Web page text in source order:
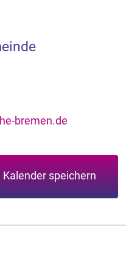
bremen.de
speichern